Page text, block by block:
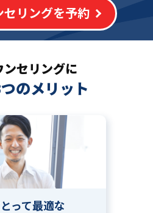
セリングを予約
ンセリングに
のメリット
って最適な